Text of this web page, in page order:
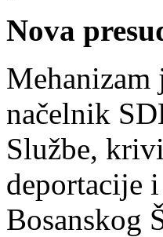
Nova
Mehanizam
načelnik
Službe,
deportacije
Bosanskog